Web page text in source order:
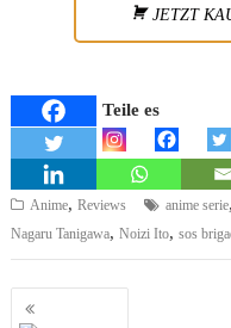
JETZT
Teile es
Anime,Reviews anime serie
Nagaru Tanigawa,Noizi Ito,sos
Beitragsnavigation